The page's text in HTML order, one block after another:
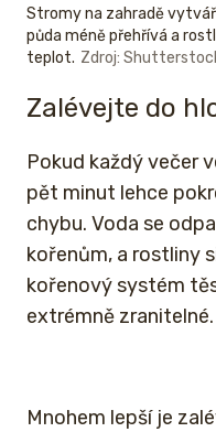
Stromy na zahradě
půda méně přehřívá a
teplot. Zdroj:
Zalévejte do
Pokud každý večer
pět minut lehce
chybu. Voda se
kořenům, a rostliny
kořenový systém
extrémně zranitelné.
Mnohem lepší je